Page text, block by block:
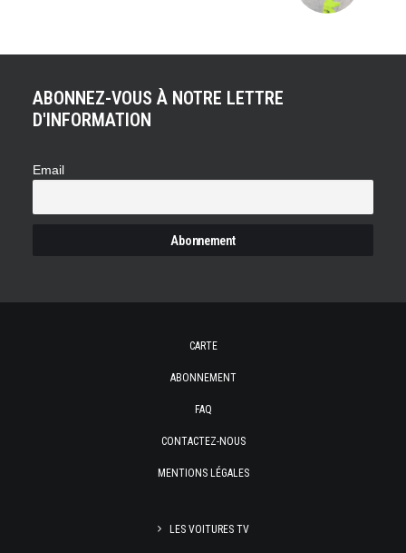
ABONNEZ-VOUS À NOTRE LETTRE
D'INFORMATION
Email
CARTE
ABONNEMENT
FAQ
CONTACTEZ-NOUS
MENTIONS LÉGALES
LES VOITURES TV